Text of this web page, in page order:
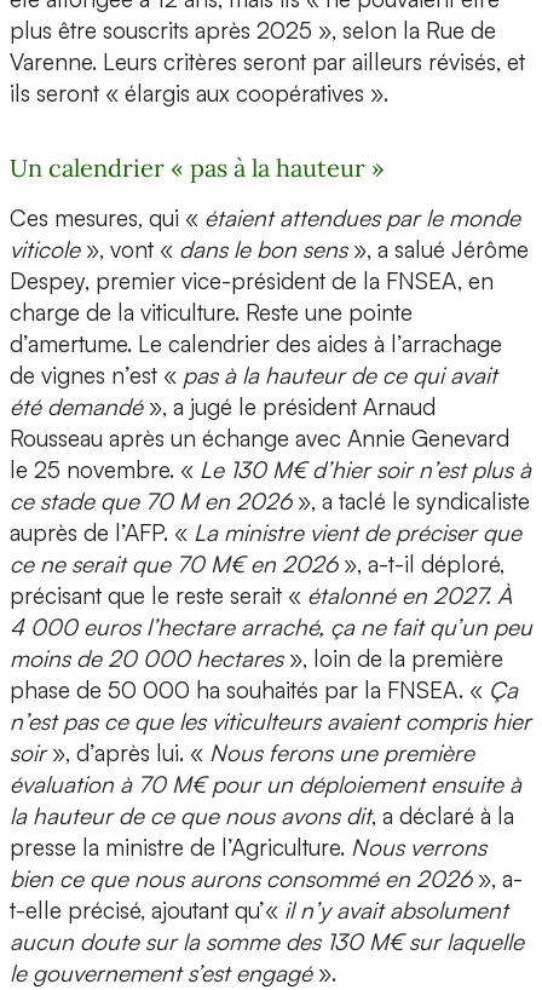
plus être souscrits après 2025 », selon la Rue de
Varenne. Leurs critères seront par ailleurs révisés, et
ils seront « élargis aux coopératives ».
Un calendrier « pas à la hauteur »
Ces mesures, qui « étaient attendues par le monde
viticole», vont « dans le bon sens », a salué Jérôme
Despey, premier vice-président de la FNSEA, en
charge de la viticulture. Reste une pointe
d’amertume. Le calendrier des aides à l’arrachage
de vignes n’est « pas à la hauteur de ce qui avait
été demandé », a jugé le président Arnaud
Rousseau après un échange avec Annie Genevard
le 25 novembre. « Le 130 M€ d’hier soir n’est plus à
ce stade que 70 M en 2026 », a taclé le syndicaliste
auprès de l’AFP. « La ministre vient de préciser que
ce ne serait que 70 M€ en 2026 », a-t-il déploré,
précisant que le reste serait « étalonné en 2027. À
4 000 euros l’hectare arraché, ça ne fait qu’un peu
moins de 20 000 hectares», loin de la première
phase de 50 000 ha souhaités par la FNSEA. « Ça
n’est pas ce que les viticulteurs avaient compris hier
soir», d’après lui. « Nous ferons une première
évaluation à 70 M€ pour un déploiement ensuite à
la hauteur de ce que nous avons dit, a déclaré à la
presse la ministre de l’Agriculture. Nous verrons
bien ce que nous aurons consommé en 2026», a-
t-elle précisé, ajoutant qu’« il n’y avait absolument
aucun doute sur la somme des 130 M€ sur laquelle
le gouvernement s’est engagé».